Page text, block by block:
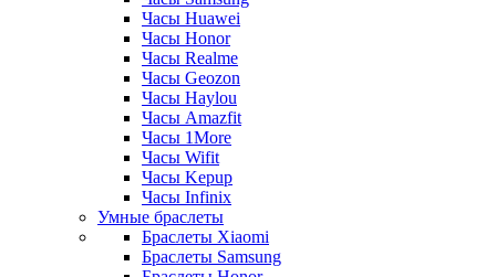
Часы Huawei
Часы Honor
Часы Realme
Часы Geozon
Часы Haylou
Часы Amazfit
Часы 1More
Часы Wifit
Часы Kepup
Часы Infinix
Умные браслеты
Браслеты Xiaomi
Браслеты Samsung